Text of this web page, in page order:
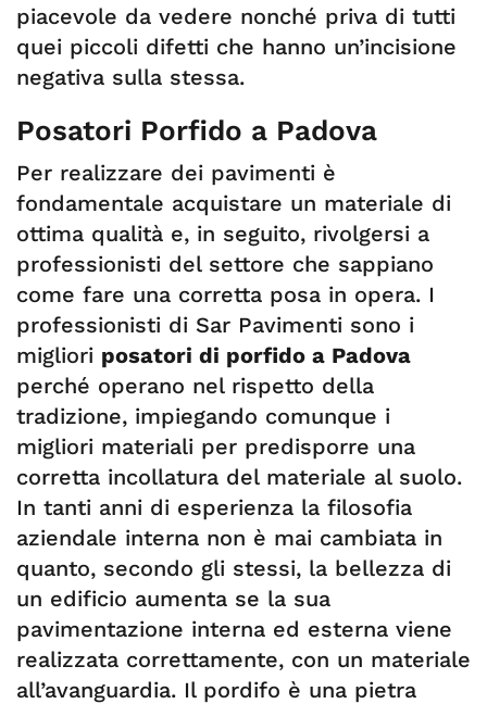
piacevole da vedere nonché priva di tutti
quei piccoli difetti che hanno un’incisione
negativa sulla stessa.
Posatori Porfido a Padova
Per realizzare dei pavimenti è
fondamentale acquistare un materiale di
ottima qualità e, in seguito, rivolgersi a
professionisti del settore che sappiano
come fare una corretta posa in opera. I
professionisti di Sar Pavimenti sono i
migliori posatori di porfido a Padova
perché operano nel rispetto della
tradizione, impiegando comunque i
migliori materiali per predisporre una
corretta incollatura del materiale al suolo.
In tanti anni di esperienza la filosofia
aziendale interna non è mai cambiata in
quanto, secondo gli stessi, la bellezza di
un edificio aumenta se la sua
pavimentazione interna ed esterna viene
realizzata correttamente, con un materiale
all’avanguardia. Il pordifo è una pietra